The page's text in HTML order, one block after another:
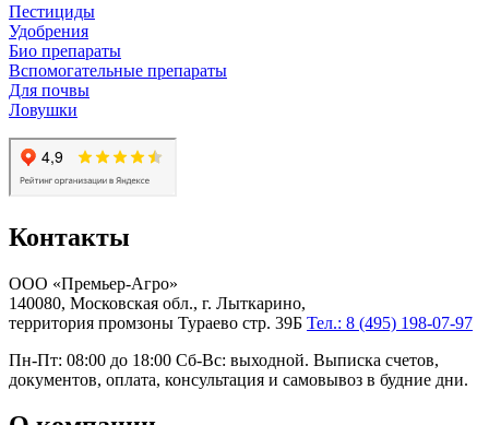
Пестициды
Удобрения
Био препараты
Вспомогательные препараты
Для почвы
Ловушки
Контакты
ООО «Премьер-Агро»
140080, Московская обл., г. Лыткарино,
территория промзоны Тураево стр. 39Б Тел.: 8 (495) 198-07-97
Пн-Пт: 08:00 до 18:00 Сб-Вс: выходной. Выписка счетов,
документов, оплата, консультация и самовывоз в будние дни.